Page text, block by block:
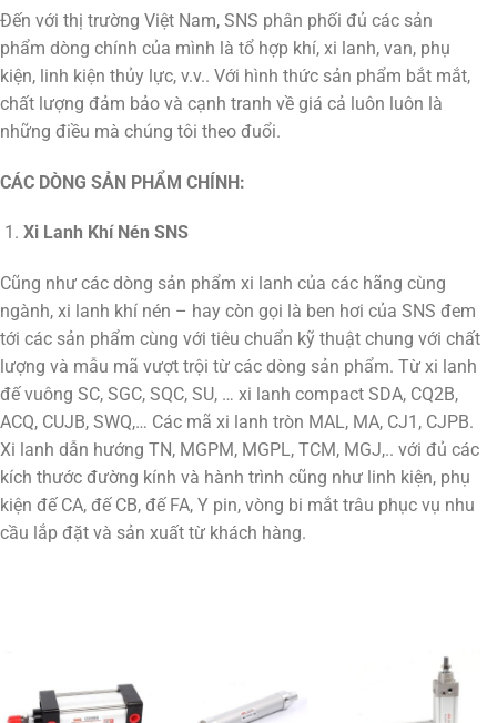
Đến với thị trường Việt Nam, SNS phân phối đủ các sản
phẩm dòng chính của mình là tổ hợp khí, xi lanh, van, phụ
kiện, linh kiện thủy lực, v.v.. Với hình thức sản phẩm bắt mắt,
chất lượng đảm bảo và cạnh tranh về giá cả luôn luôn là
những điều mà chúng tôi theo đuổi.
CÁC DÒNG SẢN PHẨM CHÍNH:
Xi Lanh Khí Nén SNS
Cũng như các dòng sản phẩm xi lanh của các hãng cùng
ngành, xi lanh khí nén – hay còn gọi là ben hơi của SNS đem
tới các sản phẩm cùng với tiêu chuẩn kỹ thuật chung với chất
lượng và mẫu mã vượt trội từ các dòng sản phẩm. Từ xi lanh
đế vuông SC, SGC, SQC, SU, … xi lanh compact SDA, CQ2B,
ACQ, CUJB, SWQ,… Các mã xi lanh tròn MAL, MA, CJ1, CJPB.
Xi lanh dẫn hướng TN, MGPM, MGPL, TCM, MGJ,.. với đủ các
kích thước đường kính và hành trình cũng như linh kiện, phụ
kiện đế CA, đế CB, đế FA, Y pin, vòng bi mắt trâu phục vụ nhu
cầu lắp đặt và sản xuất từ khách hàng.